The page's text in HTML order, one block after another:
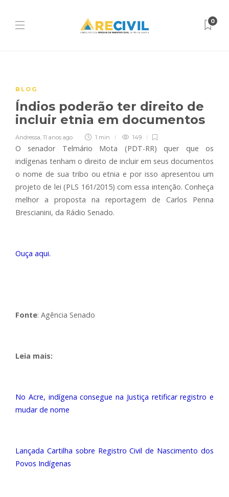
0
BLOG
Índios poderão ter direito de
incluir etnia em documentos
Andressa, 11 anos ago 1 min 149
O senador Telmário Mota (PDT-RR) quer que os
indígenas tenham o direito de incluir em seus documentos
o nome de sua tribo ou etnia e por isso apresentou um
projeto de lei (PLS 161/2015) com essa intenção. Conheça
melhor a proposta na reportagem de Carlos Penna
Brescianini, da Rádio Senado.
Ouça aqui.
Fonte: Agência Senado
Leia mais:
No Acre, indígena consegue na Justiça retificar registro e
mudar de nome
Lançada Cartilha sobre Registro Civil de Nascimento dos
Povos Indígenas